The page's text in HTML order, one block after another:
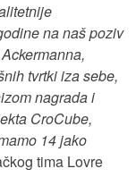
na naš poziv
tvrtki iza sebe,
nagrada i
CroCube,
14 jako
tima Lovre